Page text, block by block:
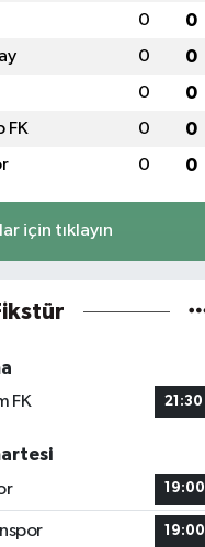
0 0
0 0
0 0
FK 0 0
0 0
için tıklayın
FK
21:30
19:00
19:00